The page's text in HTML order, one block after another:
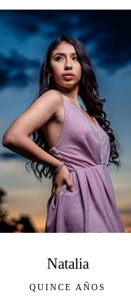
Natalia
QUINCE AÑOS